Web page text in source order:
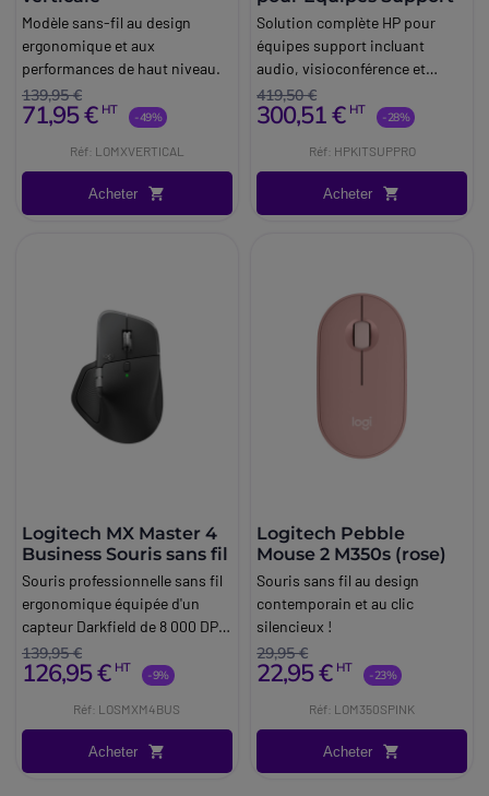
Modèle sans-fil au design
ergonomique et aux
performances de haut niveau.
139,95 €
71,95 € HT -49%
Réf: LOMXVERTICAL
Acheter
Solution complète HP pour
équipes support incluant
audio, visioconférence et
poste de travail optimisé pour
des interactions clients
419,50 €
300,51 € HT -28%
Réf: HPKITSUPPRO
Acheter
Logitech MX Master 4
Business Souris sans fil
Souris professionnelle sans fil
ergonomique équipée d'un
capteur Darkfield de 8 000 DPI,
d'une molette de défilement
MagSpeed et d'une connexion
139,95 €
126,95 € HT -9%
Réf: LOSMXM4BUS
Acheter
Logitech Pebble
Mouse 2 M350s (rose)
Souris sans fil au design
contemporain et au clic
silencieux !
29,95 €
22,95 € HT -23%
Réf: LOM350SPINK
Acheter